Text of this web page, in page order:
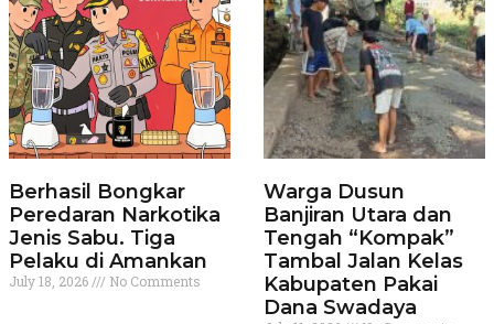
Berhasil Bongkar
Peredaran Narkotika
Jenis Sabu. Tiga
Pelaku di Amankan
July 18, 2026 No Comments
Warga Dusun
Banjiran Utara dan
Tengah “Kompak”
Tambal Jalan Kelas
Kabupaten Pakai
Dana Swadaya